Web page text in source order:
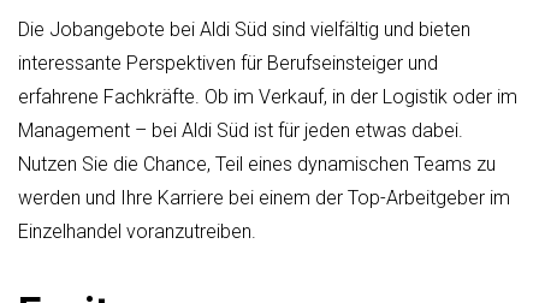
Die Jobangebote bei Aldi Süd sind vielfältig und bieten
interessante Perspektiven für Berufseinsteiger und
erfahrene Fachkräfte. Ob im Verkauf, in der Logistik oder im
Management – bei Aldi Süd ist für jeden etwas dabei.
Nutzen Sie die Chance, Teil eines dynamischen Teams zu
werden und Ihre Karriere bei einem der Top-Arbeitgeber im
Einzelhandel voranzutreiben.